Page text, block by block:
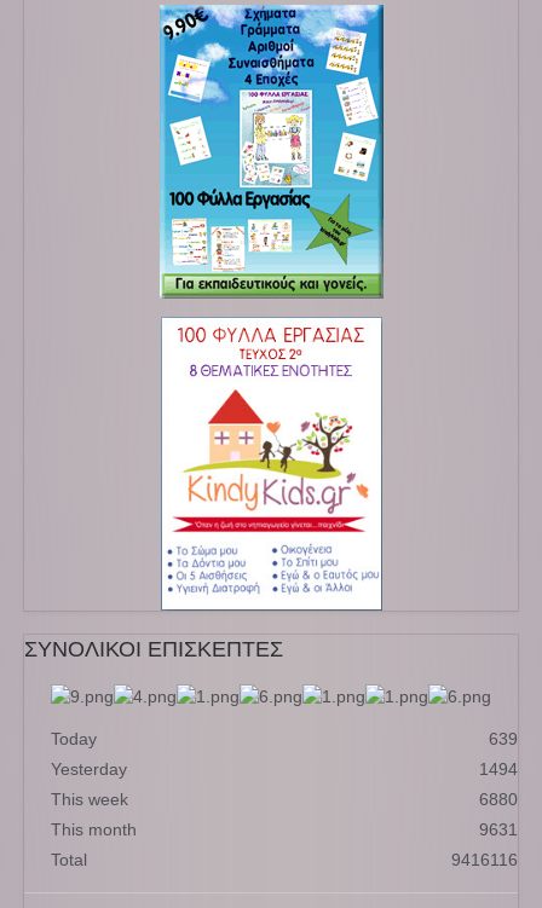
ΣΥΝΟΛΙΚΟΙ ΕΠΙΣΚΕΠΤΕΣ
Today
639
Yesterday
1494
This week
6880
This month
9631
Total
9416116